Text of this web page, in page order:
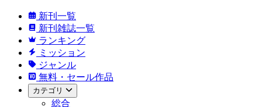
新刊一覧
新刊雑誌一覧
ランキング
ミッション
ジャンル
無料・セール作品
カテゴリ
総合